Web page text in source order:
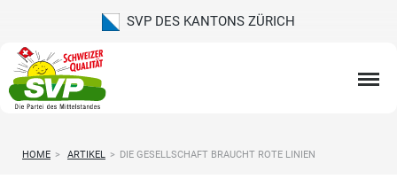
SVP DES KANTONS ZÜRICH
HOME > ARTIKEL > DIE GESELLSCHAFT BRAUCHT ROTE LINIEN